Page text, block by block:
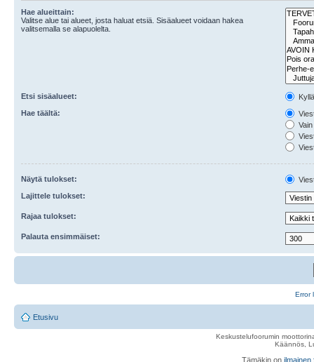
Hae alueittain:
Valitse alue tai alueet, josta haluat etsiä. Sisäalueet voidaan hakea
valitsemalla se alapuolelta.
Etsi sisäalueet:
Hae täältä:
Näytä tulokset:
Lajittele tulokset:
Rajaa tulokset:
Palauta ensimmäiset:
Error
Etusivu
Keskustelufoorumin
Käännös,
Tämäkin on ilmainen